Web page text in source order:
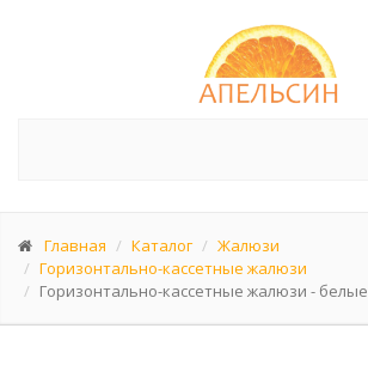
Главная Каталог
Жалюзи
Горизонтально-кассетные жалюзи
Горизонтально-кассетные жалюзи - белые